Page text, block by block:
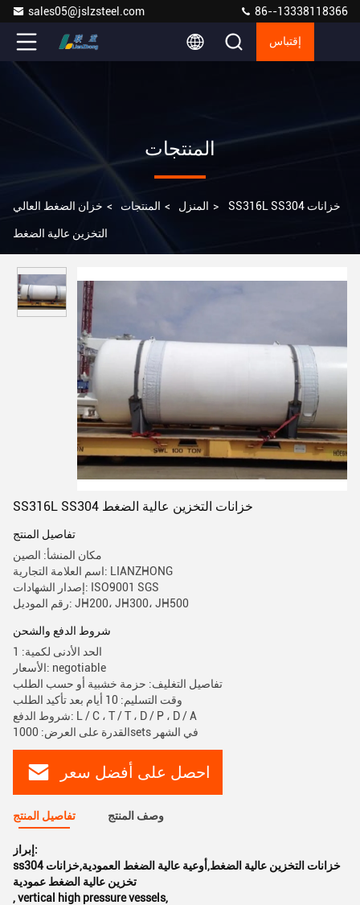
sales05@jslzsteel.com 86--13338118366
إقتباس
المنتجات
المنزل > المنتجات > خزان الضغط العالي > SS316L SS304 خزانات
التخزين عالية الضغط
SS316L SS304 خزانات التخزين عالية الضغط
تفاصيل المنتج
مكان المنشأ: الصين
اسم العلامة التجارية: LIANZHONG
إصدار الشهادات: ISO9001 SGS
رقم الموديل: JH200، JH300، JH500
شروط الدفع والشحن
الحد الأدنى لكمية: 1
الأسعار: negotiable
تفاصيل التغليف: حزمة خشبية أو حسب الطلب
وقت التسليم: 10 أيام بعد تأكيد الطلب
شروط الدفع: L / C ، T / T ، D / P ، D / A
القدرة على العرض: 1000sets في الشهر
احصل على أفضل سعر
تفاصيل المنتج وصف المنتج
إبراز:
ss304 خزانات التخزين عالية الضغط,أوعية عالية الضغط العمودية,خزانات
تخزين عالية الضغط عمودية
,vertical high pressure vessels,